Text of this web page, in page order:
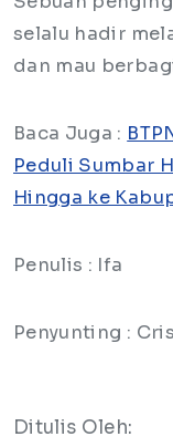
selalu hadir
dan mau
Baca Juga :
Peduli Sumbar
Hingga ke
Penulis : Ifa
Penyunting :
Ditulis Oleh: